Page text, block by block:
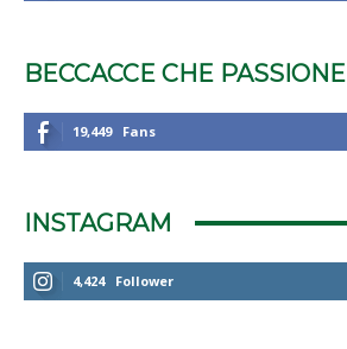
BECCACCE CHE PASSIONE
19,449 Fans
INSTAGRAM
4,424 Follower